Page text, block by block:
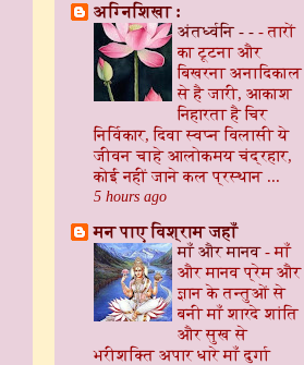
अग्निशिखा :
अंतर्ध्वनि - - -तारों
का टूटना और
बिखरना अनादिकाल
से है जारी, आकाश
निहारता है चिर
निर्विकार, दिवा स्वप्न विलासी ये
जीवन चाहे आलोकमय चंद्रहार,
कोई नहीं जाने कल प्रस्थान ...
5 hours ago
मन पाए विश्राम जहाँ
माँ और मानव-माँ
और मानव प्रेम और
ज्ञान के तन्तुओं से
बनी माँ शारदे शांति
और सुख से
भरीशक्ति अपार धारे माँ दुर्गा